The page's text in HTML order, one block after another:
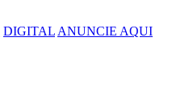
DIGITAL ANUNCIE AQUI